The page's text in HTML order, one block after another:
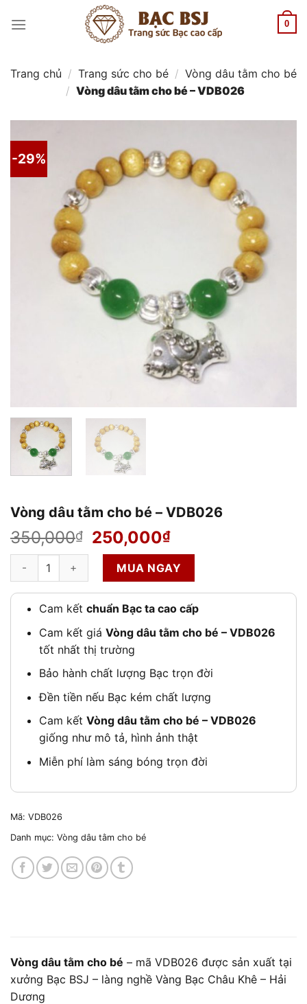
đến
0
Trang chủ / Trang sức cho bé / Vòng dâu tằm cho bé
/ Vòng dâu tằm cho bé – VDB026
-29%
Vòng dâu tằm cho bé – VDB026
350,000₫
Giá
gốc
350,000₫.
250,000₫Giá
hiện
tại
là:
250,000₫.
Vòng dâu tằm cho bé - VDB026 số lượng
MUA NGAY
Cam kết chuẩn Bạc ta cao cấp
Cam kết giá Vòng dâu tằm cho bé – VDB026
tốt nhất thị trường
Bảo hành chất lượng Bạc trọn đời
Đền tiền nếu Bạc kém chất lượng
Cam kết Vòng dâu tằm cho bé – VDB026
giống như mô tả, hình ảnh thật
Miễn phí làm sáng bóng trọn đời
Mã: VDB026
Danh mục: Vòng dâu tằm cho bé
Vòng dâu tằm cho bé – mã VDB026 được sản xuất tại
xưởng Bạc BSJ – làng nghề Vàng Bạc Châu Khê – Hải
Dương